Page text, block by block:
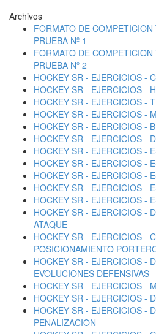
Archivos
FORMATO DE
PRUEBA Nº 1
FORMATO DE
PRUEBA Nº 2
HOCKEY SR - EJERCICIOS -
HOCKEY SR - EJERCICIOS -
HOCKEY SR - EJERCICIOS -
HOCKEY SR - EJERCICIOS -
HOCKEY SR - EJERCICIOS -
HOCKEY SR - EJERCICIOS -
HOCKEY SR - EJERCICIOS -
HOCKEY SR - EJERCICIOS -
HOCKEY SR - EJERCICIOS -
HOCKEY SR - EJERCICIOS -
HOCKEY SR - EJERCICIOS -
HOCKEY SR - EJERCICIOS -
ATAQUE
HOCKEY SR - EJERCICIOS -
POSICIONAMIENTO
HOCKEY SR - EJERCICIOS -
EVOLUCIONES DEFENSIVAS
HOCKEY SR - EJERCICIOS -
HOCKEY SR - EJERCICIOS -
HOCKEY SR - EJERCICIOS -
PENALIZACION